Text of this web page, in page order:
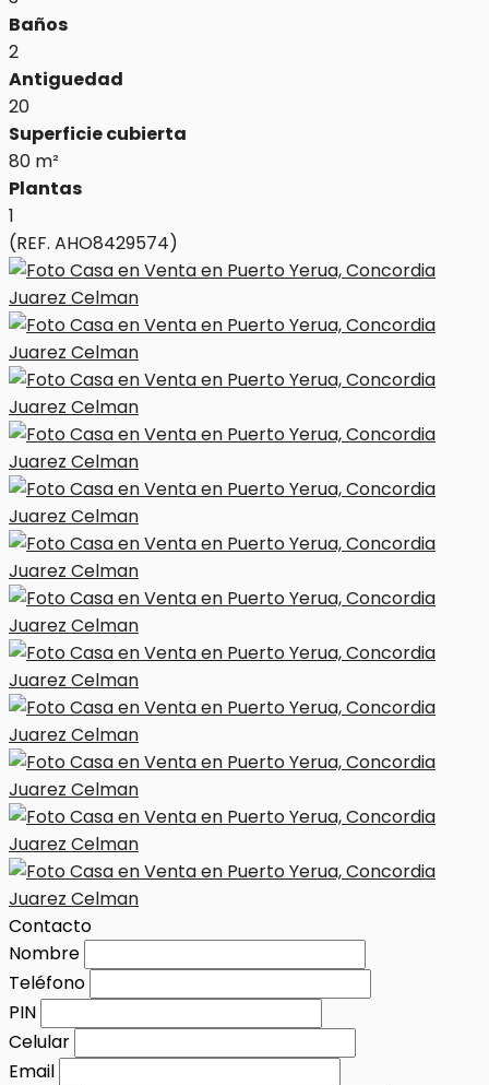
Baños
2
Antiguedad
20
Superficie cubierta
80 m²
Plantas
1
(REF. AHO8429574)
Contacto
Nombre
Teléfono
PIN
Celular
Email